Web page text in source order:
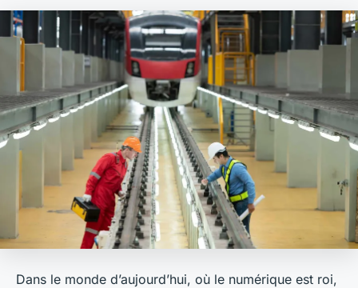
Dans le monde d’aujourd’hui, où le numérique est roi,